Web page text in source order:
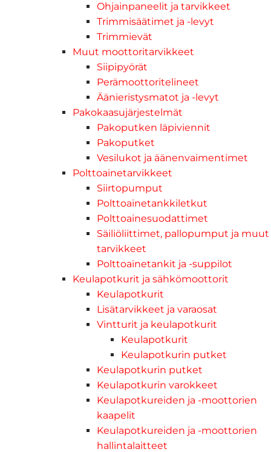
Ohjainpaneelit ja tarvikkeet
Trimmisäätimet ja -levyt
Trimmievät
Muut moottoritarvikkeet
Siipipyörät
Perämoottoritelineet
Äänieristysmatot ja -levyt
Pakokaasujärjestelmät
Pakoputken läpiviennit
Pakoputket
Vesilukot ja äänenvaimentimet
Polttoainetarvikkeet
Siirtopumput
Polttoainetankkiletkut
Polttoainesuodattimet
Säiliöliittimet, pallopumput ja muut
tarvikkeet
Polttoainetankit ja -suppilot
Keulapotkurit ja sähkömoottorit
Keulapotkurit
Lisätarvikkeet ja varaosat
Vintturit ja keulapotkurit
Keulapotkurit
Keulapotkurin putket
Keulapotkurin putket
Keulapotkurin varokkeet
Keulapotkureiden ja -moottorien
kaapelit
Keulapotkureiden ja -moottorien
hallintalaitteet